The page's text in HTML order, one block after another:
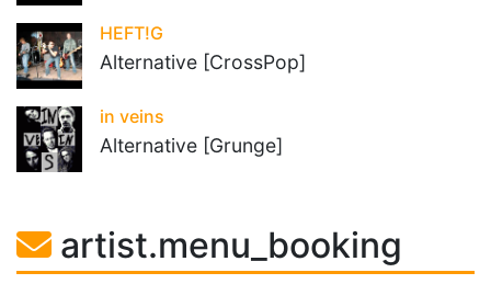
HEFT!G
Alternative [CrossPop]
in veins
Alternative [Grunge]
artist.menu_booking